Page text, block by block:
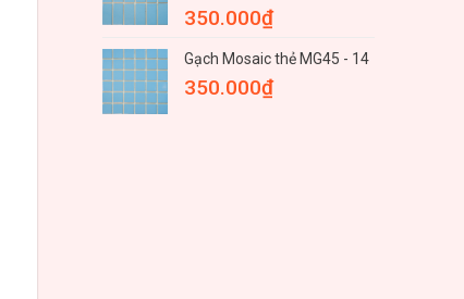
350.000₫
Gạch Mosaic thẻ MG45 - 14
350.000₫